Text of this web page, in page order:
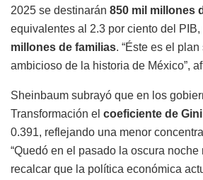
2025 se destinarán 850 mil millones
equivalentes al 2.3 por ciento del PIB,
millones de familias. “Éste es el
ambicioso de la historia de México”,
Sheinbaum subrayó que en los
Transformación el coeficiente de Gini
0.391, reflejando una menor
“Quedó en el pasado la oscura noche
recalcar que la política económica